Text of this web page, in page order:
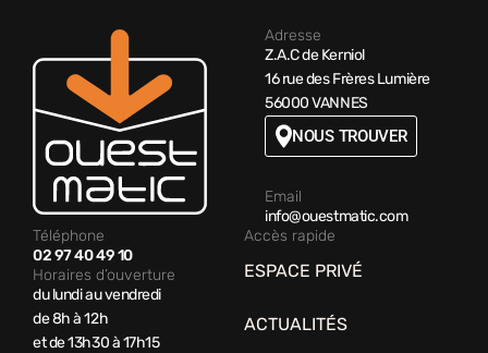
Adresse
Z.A.C de Kerniol
16 rue des Frères Lumière
56000 VANNES
NOUS TROUVER
Email
info@ouestmatic.com
Téléphone
02 97 40 49 10
Horaires d’ouverture
du lundi au vendredi
de 8h à 12h
et de 13h30 à 17h15
Accès rapide
ESPACE PRIVÉ
ACTUALITÉS